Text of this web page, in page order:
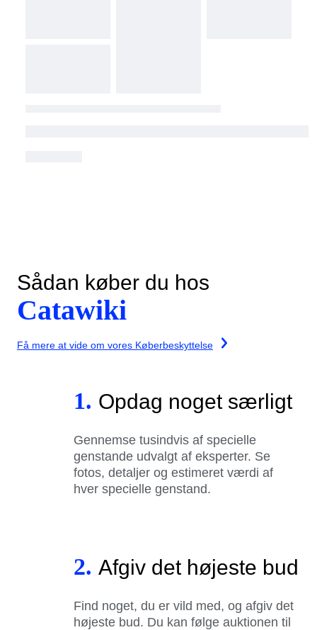
Sådan køber du hos
Catawiki
Få mere at vide om vores Køberbeskyttelse
1. Opdag noget særligt
Gennemse tusindvis af specielle
genstande udvalgt af eksperter. Se
fotos, detaljer og estimeret værdi af
hver specielle genstand.
2. Afgiv det højeste bud
Find noget, du er vild med, og afgiv det
højeste bud. Du kan følge auktionen til